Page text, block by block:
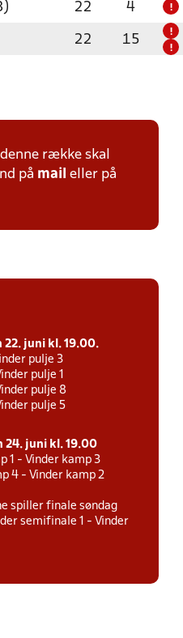
22 4 !
22 15
!
!
række skal
på mail eller på
22. juni kl. 19.00.
pulje 3
pulje 1
pulje 8
pulje 5
24. juni kl. 19.00
1 - Vinder kamp 3
4 - Vinder kamp 2
spiller finale søndag
semifinale 1 - Vinder